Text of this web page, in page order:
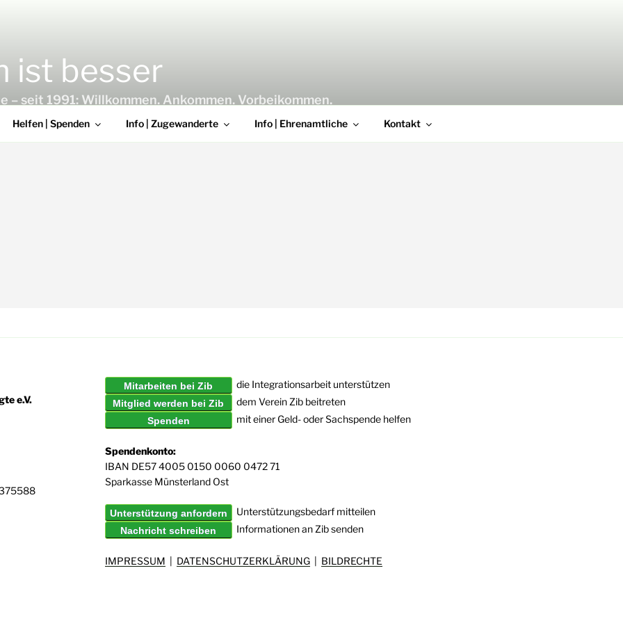
ist besser
– seit 1991: Willkommen. Ankommen. Vorbeikommen.
Helfen | Spenden Info | Zugewanderte Info | Ehrenamtliche Kontakt
e.V.
Mitarbeiten bei Zib die Integrationsarbeit unterstützen
Mitglied werden bei Zib dem Verein Zib beitreten
Spenden mit einer Geld- oder Sachspende helfen
Spendenkonto:
IBAN DE57 4005 0150 0060 0472 71
Sparkasse Münsterland Ost
Unterstützung anfordern Unterstützungsbedarf mitteilen
Nachricht schreiben Informationen an Zib senden
IMPRESSUM | DATENSCHUTZERKLÄRUNG| BILDRECHTE